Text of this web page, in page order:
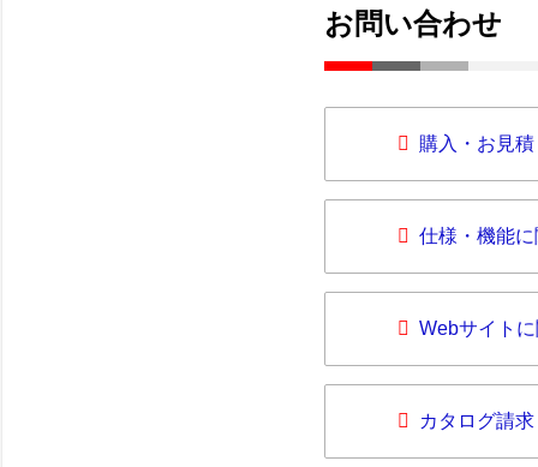
お問い合わせ
購入・お見
仕様・機能
Webサイト
カタログ請求